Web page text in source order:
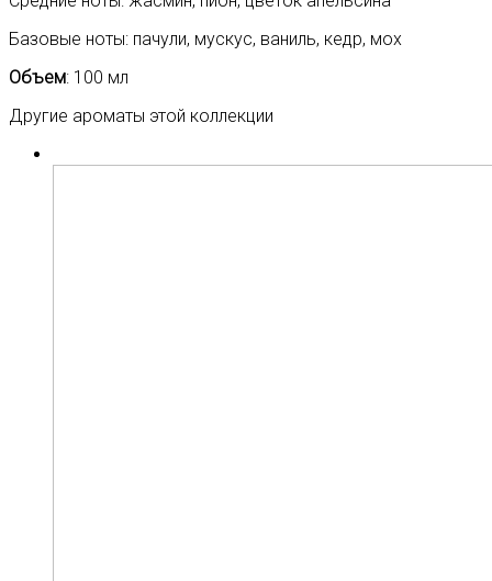
Базовые ноты: пачули, мускус, ваниль, кедр, мох
Объем: 100 мл
Другие ароматы этой коллекции